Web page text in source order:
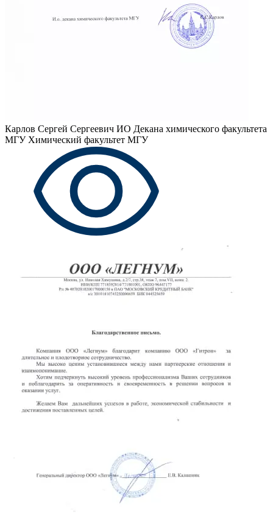
Карлов Сергей Сергеевич ИО Декана химического факультета
МГУ Химический факультет МГУ